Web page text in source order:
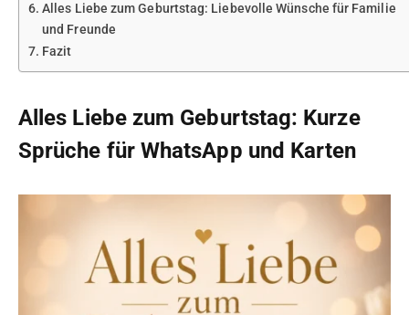
Alles Liebe zum Geburtstag: Liebevolle Wünsche für Familie
und Freunde
Fazit
Alles Liebe zum Geburtstag: Kurze
Sprüche für WhatsApp und Karten